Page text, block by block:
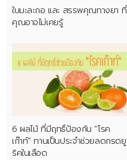
ใบมะละกอ และ สรรพคุณทางยา ที่
คุณอาจไม่เคยรู้
6 ผลไม้ ที่มีฤทธิ์ป้องกัน “โรค
เก๊าท์” ทานเป็นประจำช่วยลดกรดยู
ริคในเลือด